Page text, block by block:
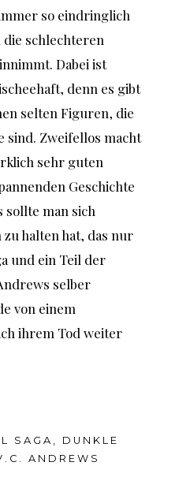
so eindringlich
die schlechteren
Dabei ist
denn es gibt
selten Figuren, die
sind. Zweifellos macht
sehr guten
Geschichte
man sich
halten hat, das nur
und ein Teil der
selber
von einem
ihrem Tod weiter
SAGA , DUNKLE
ANDREWS